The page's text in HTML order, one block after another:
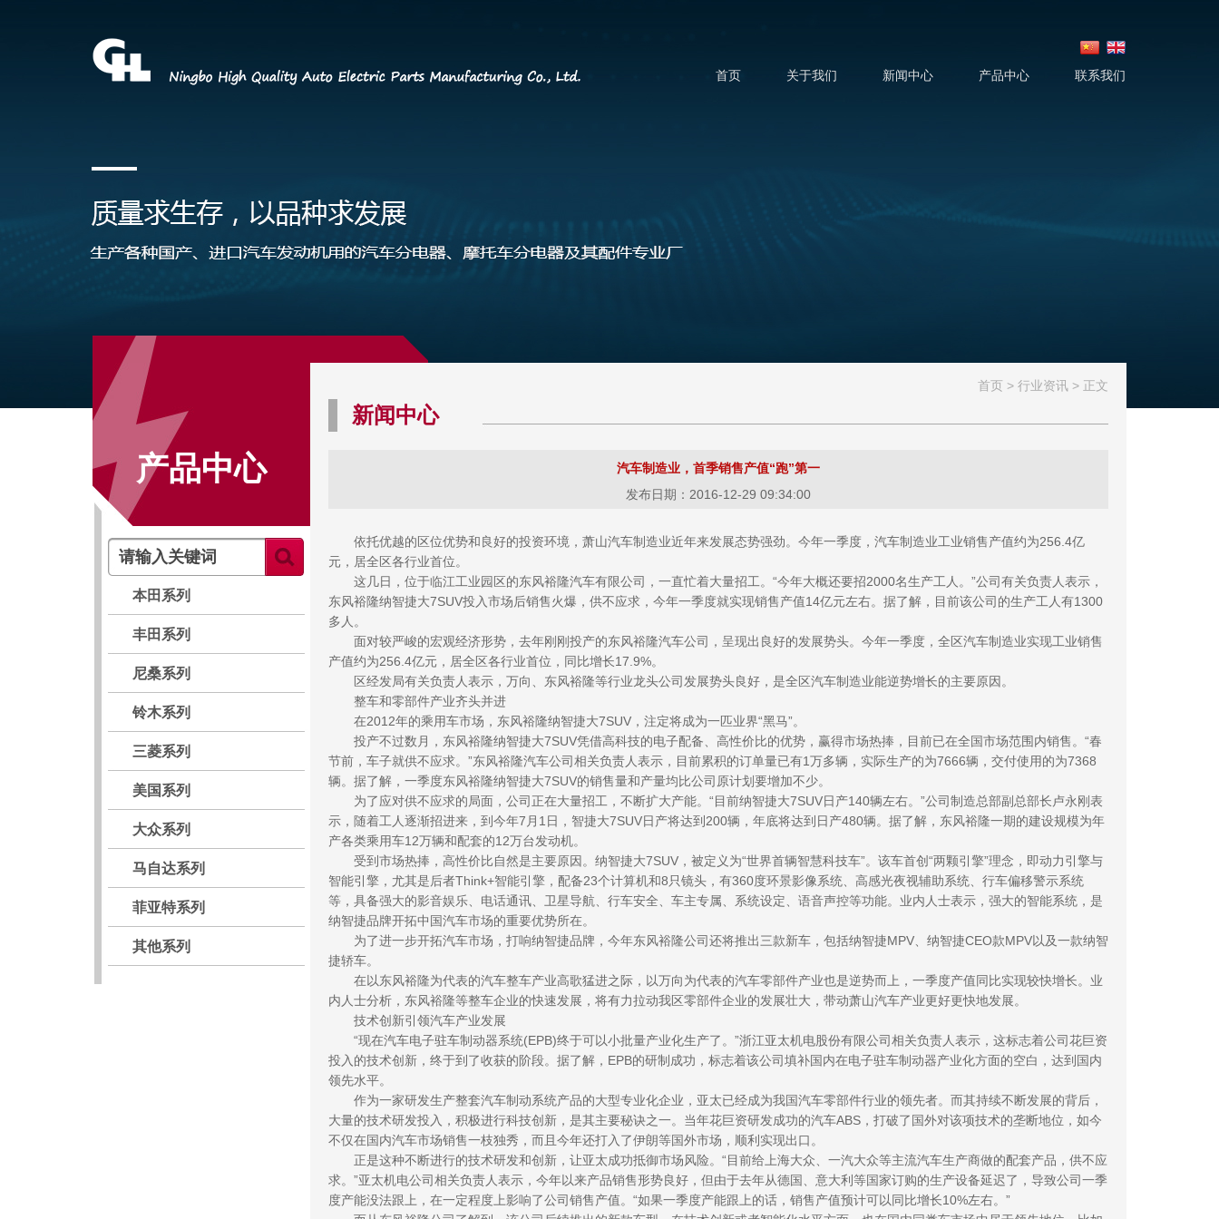
首页 关于我们 新闻中心 产品中心 联系我们
产品中心
本田系列
丰田系列
尼桑系列
铃木系列
三菱系列
美国系列
大众系列
马自达系列
菲亚特系列
其他系列
首页 > 行业资讯 > 正文
新闻中心
汽车制造业，首季销售产值“跑”第一
发布日期：2016-12-29 09:34:00
依托优越的区位优势和良好的投资环境，萧山汽车制造业近年来发展态势强劲。今年一季度，汽车制造业工业销售产值约为256.4亿
元，居全区各行业首位。
这几日，位于临江工业园区的东风裕隆汽车有限公司，一直忙着大量招工。“今年大概还要招2000名生产工人。”公司有关负责人表示，
东风裕隆纳智捷大7SUV投入市场后销售火爆，供不应求，今年一季度就实现销售产值14亿元左右。据了解，目前该公司的生产工人有1300
多人。
面对较严峻的宏观经济形势，去年刚刚投产的东风裕隆汽车公司，呈现出良好的发展势头。今年一季度，全区汽车制造业实现工业销售
产值约为256.4亿元，居全区各行业首位，同比增长17.9%。
区经发局有关负责人表示，万向、东风裕隆等行业龙头公司发展势头良好，是全区汽车制造业能逆势增长的主要原因。
整车和零部件产业齐头并进
在2012年的乘用车市场，东风裕隆纳智捷大7SUV，注定将成为一匹业界“黑马”。
投产不过数月，东风裕隆纳智捷大7SUV凭借高科技的电子配备、高性价比的优势，赢得市场热捧，目前已在全国市场范围内销售。“春
节前，车子就供不应求。”东风裕隆汽车公司相关负责人表示，目前累积的订单量已有1万多辆，实际生产的为7666辆，交付使用的为7368
辆。据了解，一季度东风裕隆纳智捷大7SUV的销售量和产量均比公司原计划要增加不少。
为了应对供不应求的局面，公司正在大量招工，不断扩大产能。“目前纳智捷大7SUV日产140辆左右。”公司制造总部副总部长卢永刚表
示，随着工人逐渐招进来，到今年7月1日，智捷大7SUV日产将达到200辆，年底将达到日产480辆。据了解，东风裕隆一期的建设规模为年
产各类乘用车12万辆和配套的12万台发动机。
受到市场热捧，高性价比自然是主要原因。纳智捷大7SUV，被定义为“世界首辆智慧科技车”。该车首创“两颗引擎”理念，即动力引擎与
智能引擎，尤其是后者Think+智能引擎，配备23个计算机和8只镜头，有360度环景影像系统、高感光夜视辅助系统、行车偏移警示系统
等，具备强大的影音娱乐、电话通讯、卫星导航、行车安全、车主专属、系统设定、语音声控等功能。业内人士表示，强大的智能系统，是
纳智捷品牌开拓中国汽车市场的重要优势所在。
为了进一步开拓汽车市场，打响纳智捷品牌，今年东风裕隆公司还将推出三款新车，包括纳智捷MPV、纳智捷CEO款MPV以及一款纳智
捷轿车。
在以东风裕隆为代表的汽车整车产业高歌猛进之际，以万向为代表的汽车零部件产业也是逆势而上，一季度产值同比实现较快增长。业
内人士分析，东风裕隆等整车企业的快速发展，将有力拉动我区零部件企业的发展壮大，带动萧山汽车产业更好更快地发展。
技术创新引领汽车产业发展
“现在汽车电子驻车制动器系统(EPB)终于可以小批量产业化生产了。”浙江亚太机电股份有限公司相关负责人表示，这标志着公司花巨资
投入的技术创新，终于到了收获的阶段。据了解，EPB的研制成功，标志着该公司填补国内在电子驻车制动器产业化方面的空白，达到国内
领先水平。
作为一家研发生产整套汽车制动系统产品的大型专业化企业，亚太已经成为我国汽车零部件行业的领先者。而其持续不断发展的背后，
大量的技术研发投入，积极进行科技创新，是其主要秘诀之一。当年花巨资研发成功的汽车ABS，打破了国外对该项技术的垄断地位，如今
不仅在国内汽车市场销售一枝独秀，而且今年还打入了伊朗等国外市场，顺利实现出口。
正是这种不断进行的技术研发和创新，让亚太成功抵御市场风险。“目前给上海大众、一汽大众等主流汽车生产商做的配套产品，供不应
求。”亚太机电公司相关负责人表示，今年以来产品销售形势良好，但由于去年从德国、意大利等国家订购的生产设备延迟了，导致公司一季
度产能没法跟上，在一定程度上影响了公司销售产值。“如果一季度产能跟上的话，销售产值预计可以同比增长10%左右。”